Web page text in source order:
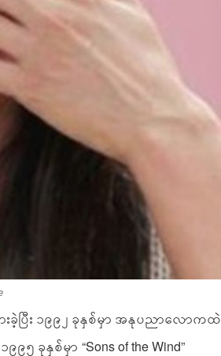
ားခဲ့ပြီး ၁၉၉၂ ခုနှစ်မှာ အနုပညာလောကထဲ
၅ ခုနှစ်မှာ “Sons of the Wind”